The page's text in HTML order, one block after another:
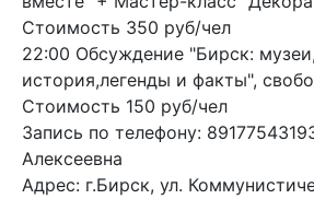
Стоимость 350 руб/чел
22:00 Обсуждение "Бирск: музеи,
история,легенды и факты",
Стоимость 150 руб/чел
Запись по телефону:
Алексеевна
Адрес: г.Бирск, ул.